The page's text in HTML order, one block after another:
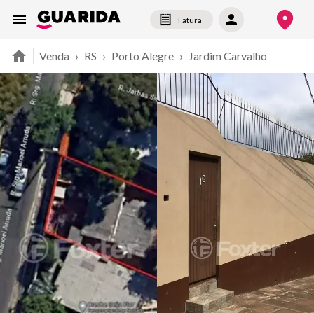
Fatura
Venda › RS › Porto Alegre › Jardim Carvalho